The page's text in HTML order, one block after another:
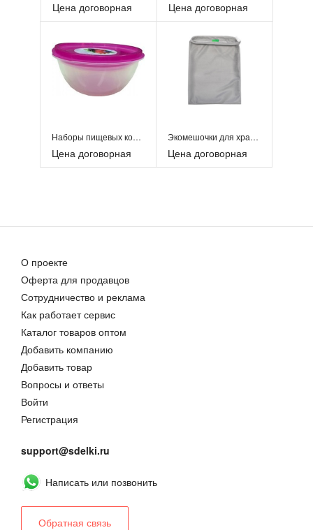
Цена договорная Цена договорная
Наборы пищевых контейнеров
Цена договорная
Экомешочки для хранения овощей и фруктов
Цена договорная
О проекте
Оферта для продавцов
Сотрудничество и реклама
Как работает сервис
Каталог товаров оптом
Добавить компанию
Добавить товар
Вопросы и ответы
Войти
Регистрация
support@sdelki.ru
Написать или позвонить
Обратная связь